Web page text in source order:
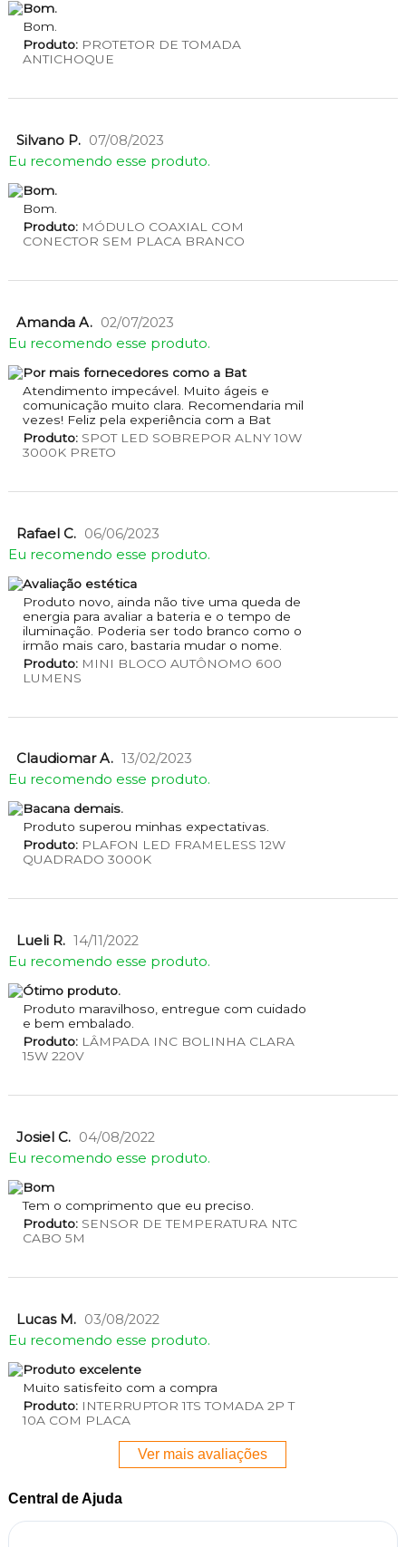
Bom.
Bom.
Produto:PROTETOR DE TOMADA
ANTICHOQUE
Silvano P. 07/08/2023
Eu recomendo esse produto.
Bom.
Bom.
Produto:MÓDULO COAXIAL COM
CONECTOR SEM PLACA BRANCO
Amanda A. 02/07/2023
Eu recomendo esse produto.
Por mais fornecedores como a Bat
Atendimento impecável. Muito ágeis e
comunicação muito clara. Recomendaria mil
vezes! Feliz pela experiência com a Bat
Produto:SPOT LED SOBREPOR ALNY 10W
3000K PRETO
Rafael C. 06/06/2023
Eu recomendo esse produto.
Avaliação estética
Produto novo, ainda não tive uma queda de
energia para avaliar a bateria e o tempo de
iluminação. Poderia ser todo branco como o
irmão mais caro, bastaria mudar o nome.
Produto:MINI BLOCO AUTÔNOMO 600
LUMENS
Claudiomar A. 13/02/2023
Eu recomendo esse produto.
Bacana demais.
Produto superou minhas expectativas.
Produto:PLAFON LED FRAMELESS 12W
QUADRADO 3000K
Lueli R. 14/11/2022
Eu recomendo esse produto.
Ótimo produto.
Produto maravilhoso, entregue com cuidado
e bem embalado.
Produto:LÂMPADA INC BOLINHA CLARA
15W 220V
Josiel C. 04/08/2022
Eu recomendo esse produto.
Bom
Tem o comprimento que eu preciso.
Produto:SENSOR DE TEMPERATURA NTC
CABO 5M
Lucas M. 03/08/2022
Eu recomendo esse produto.
Produto excelente
Muito satisfeito com a compra
Produto:INTERRUPTOR 1TS TOMADA 2P T
10A COM PLACA
Ver mais avaliações
Central de Ajuda